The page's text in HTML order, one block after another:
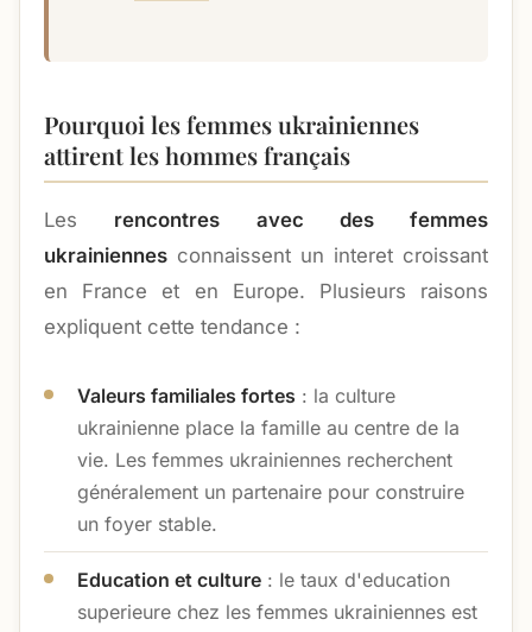
Pourquoi les femmes ukrainiennes
attirent les hommes français
Les rencontres avec des femmes
ukrainiennes connaissent un interet croissant
en France et en Europe. Plusieurs raisons
expliquent cette tendance :
Valeurs familiales fortes : la culture
ukrainienne place la famille au centre de la
vie. Les femmes ukrainiennes recherchent
généralement un partenaire pour construire
un foyer stable.
Education et culture : le taux d'education
superieure chez les femmes ukrainiennes est